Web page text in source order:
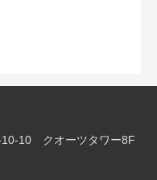
10 クオーツタワー8F